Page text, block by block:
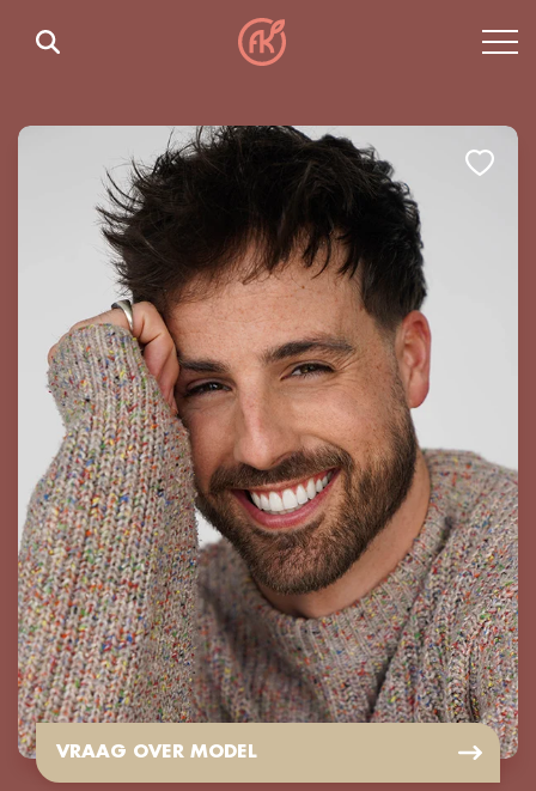
VRAAG OVER MODEL